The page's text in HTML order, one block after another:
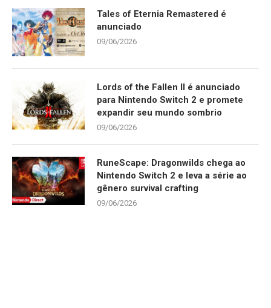
Tales of Eternia Remastered é
anunciado
09/06/2026
Lords of the Fallen II é anunciado
para Nintendo Switch 2 e promete
expandir seu mundo sombrio
09/06/2026
RuneScape: Dragonwilds chega ao
Nintendo Switch 2 e leva a série ao
gênero survival crafting
09/06/2026